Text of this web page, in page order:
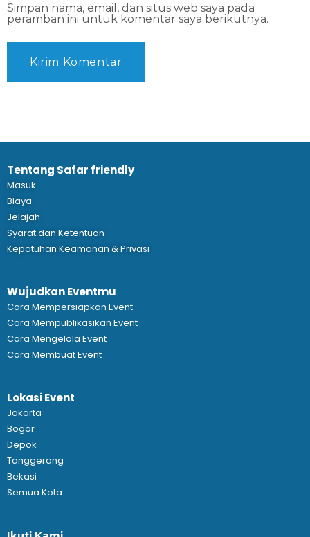
Simpan nama, email, dan situs web saya pada
peramban ini untuk komentar saya berikutnya.
Tentang Safar friendly
Masuk
Biaya
Jelajah
Syarat dan Ketentuan
Kepatuhan Keamanan & Privasi
Wujudkan Eventmu
Cara Mempersiapkan Event
Cara Mempublikasikan Event
Cara Mengelola Event
Cara Membuat Event
Lokasi Event
Jakarta
Bogor
Depok
Tanggerang
Bekasi
Semua Kota